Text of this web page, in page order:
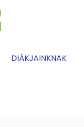
DIÁKJAINKNAK